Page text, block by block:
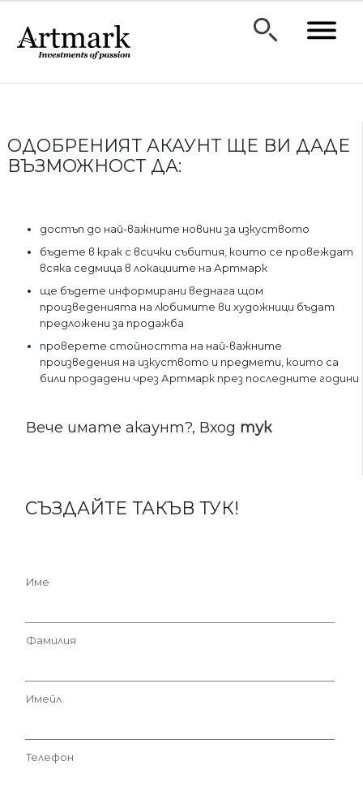
ОДОБРЕНИЯТ АКАУНТ ЩЕ ВИ ДАДЕ
ВЪЗМОЖНОСТ ДА:
достъп до най-важните новини за изкуството
бъдете в крак с всички събития, които се провеждат
всяка седмица в локациите на Артмарк
ще бъдете информирани веднага щом
произведенията на любимите ви художници бъдат
предложени за продажба
проверете стойността на най-важните
произведения на изкуството и предмети, които са
били продадени чрез Артмарк през последните години
Вече имате акаунт?, Вход тук
СЪЗДАЙТЕ ТАКЪВ ТУК!
Име
Фамилия
Имейл
Телефон